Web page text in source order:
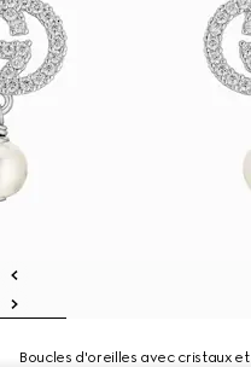
Boucles d'oreilles avec cristaux et